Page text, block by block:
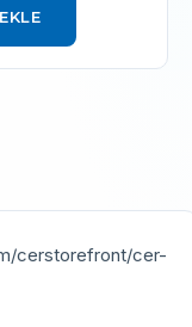
cerstorefront/cer-